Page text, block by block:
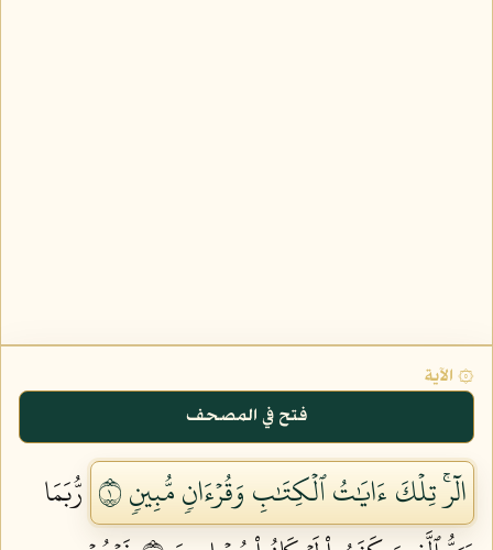
۞ الآية
فتح في المصحف
الٓرۚ تِلۡكَ ءَايَٰتُ ٱلۡكِتَٰبِ وَقُرۡءَانٖ مُّبِينٖ ١
رُّبَمَا